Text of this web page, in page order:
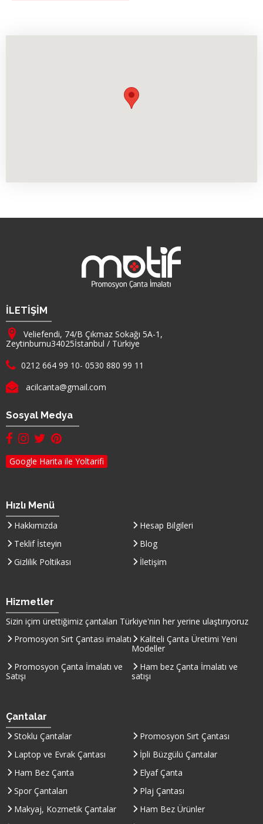
Firma Adı
İLETİŞİM
Adresimiz :
Veliefendi, 74/B Çıkmaz Sokağı 5A-1,
Zeytinburnu34025İstanbul / Türkiye
Telefon :
0212 664 99 10- 0530 880 99 11
E-mail :
acilcanta@gmail.com
Sosyal Medya
facebook hesabımız(yeni sayfada açılır)
instagram hesabımız(yeni sayfada açılır)
twitter hesabımız(yeni sayfada açılır)
pinterest hesabımız (yeni sayfada açılır)
Google Harita ile Yoltarifi
Hızlı Menü
Hakkımızda
Hesap Bilgileri
Teklif İsteyin
Blog
Gizlilik Poltikası
İletişim
Hizmetler
Sizin içim ürettiğimiz çantaları Türkiye'nin her yerine ulaştırıyoruz
Promosyon Sırt Çantası imalatı
Kaliteli Çanta Üretimi Yeni
Modeller
Promosyon Çanta İmalatı ve
Satışı
Ham bez Çanta İmalatı ve
satışı
Çantalar
Stoklu Çantalar
Promosyon Sırt Çantası
Laptop ve Evrak Çantası
İpli Büzgülü Çantalar
Ham Bez Çanta
Elyaf Çanta
Spor Çantaları
Plaj Çantası
Makyaj, Kozmetik Çantalar
Ham Bez Ürünler